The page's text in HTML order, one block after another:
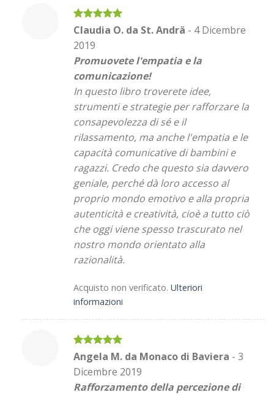
Valutato5
Claudia O. da St. Andrä - 4 Dicembre
2019
Promuovete l'empatia e la
comunicazione!
In questo libro troverete idee,
strumenti e strategie per rafforzare la
consapevolezza di sé e il
rilassamento, ma anche l'empatia e le
capacità comunicative di bambini e
ragazzi. Credo che questo sia davvero
geniale, perché dà loro accesso al
proprio mondo emotivo e alla propria
autenticità e creatività, cioè a tutto ciò
che oggi viene spesso trascurato nel
nostro mondo orientato alla
razionalità.
Acquisto non verificato. Ulteriori
informazioni
Valutato 5
su 5
Angela M. da Monaco di Baviera - 3
Dicembre 2019
Rafforzamento della percezione di